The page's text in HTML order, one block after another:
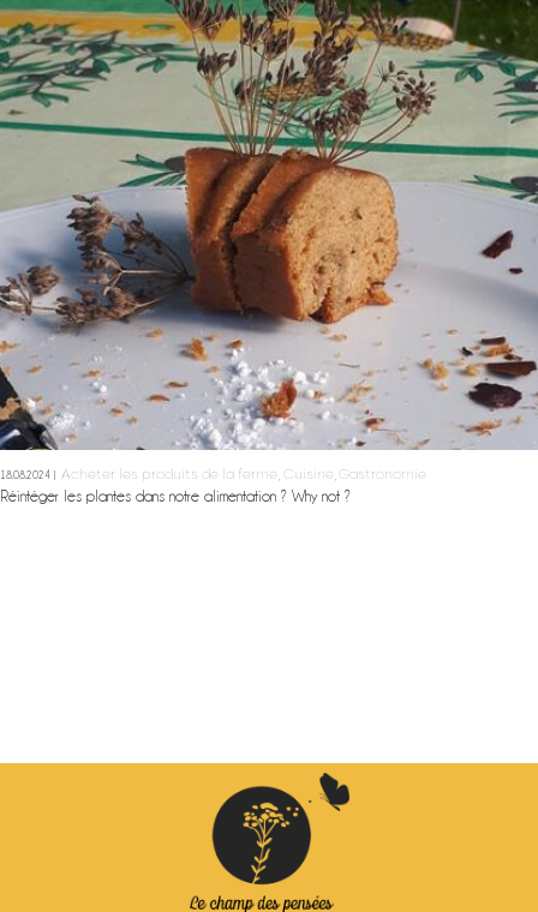
18.08.2024 Acheter les produits de la ferme Cuisine Gastronomie
Réintéger les plantes dans notre alimentation ? Why not ?